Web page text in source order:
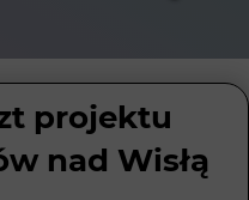
projektu
nad Wisłą